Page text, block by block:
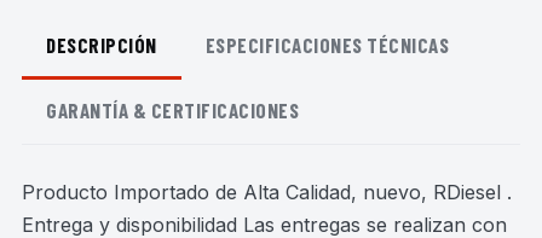
DESCRIPCIÓN ESPECIFICACIONES TÉCNICAS
GARANTÍA & CERTIFICACIONES
Producto Importado de Alta Calidad, nuevo, RDiesel .
Entrega y disponibilidad Las entregas se realizan con